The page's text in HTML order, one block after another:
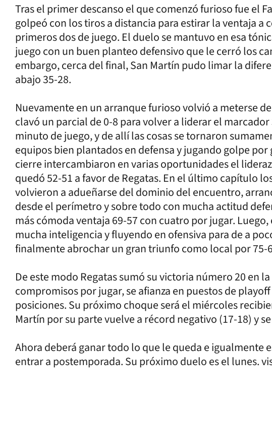
Tras el primer descanso el que comenzó furioso fue el
golpeó con los tiros a distancia para estirar la ventaja a
primeros dos de juego. El duelo se mantuvo en esa
juego con un buen planteo defensivo que le cerró los
embargo, cerca del final, San Martín pudo limar la
abajo 35-28.
Nuevamente en un arranque furioso volvió a meterse
clavó un parcial de 0-8 para volver a liderar el
minuto de juego, y de allí las cosas se tornaron
equipos bien plantados en defensa y jugando golpe por
cierre intercambiaron en varias oportunidades el
quedó 52-51 a favor de Regatas. En el último capítulo
volvieron a adueñarse del dominio del encuentro,
desde el perímetro y sobre todo con mucha actitud
más cómoda ventaja 69-57 con cuatro por jugar.
mucha inteligencia y fluyendo en ofensiva para de a
finalmente abrochar un gran triunfo como local por 75-
De este modo Regatas sumó su victoria número 20 en
compromisos por jugar, se afianza en puestos de
posiciones. Su próximo choque será el miércoles
Martín por su parte vuelve a récord negativo (17-18) y
Ahora deberá ganar todo lo que le queda e igualmente
entrar a postemporada. Su próximo duelo es el lunes.